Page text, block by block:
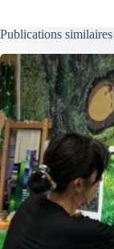
Publications similaires